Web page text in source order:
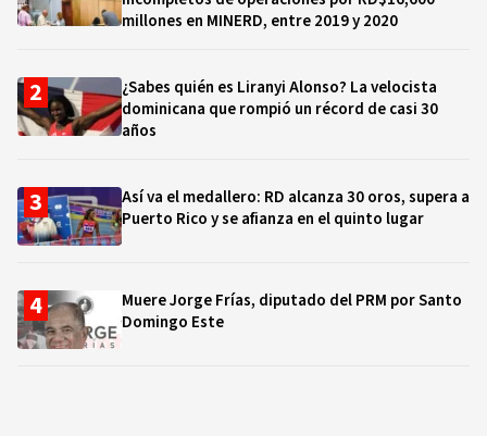
millones en MINERD, entre 2019 y 2020
¿Sabes quién es Liranyi Alonso? La velocista
dominicana que rompió un récord de casi 30
años
Así va el medallero: RD alcanza 30 oros, supera a
Puerto Rico y se afianza en el quinto lugar
Muere Jorge Frías, diputado del PRM por Santo
Domingo Este